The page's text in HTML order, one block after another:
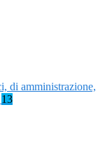
di amministrazione,
13